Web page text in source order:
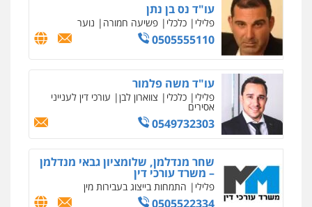
– משרד עורכי דין
פלילי התמחות בייצוג בעבירות מין
0505522334
עו"ד אלינור מתיתיה
פלילי תעבורה צבאי משפחה
0526577766
עו"ד מוחמד סביחאת
פלילי תעבורה פשיעה כלכלית
0525077716